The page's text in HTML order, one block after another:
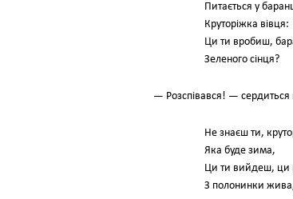
Питається у
Круторіжка вівця:
Ци ти вробиш,
Зеленого сінця?
— Розспівався! — сердиться
Не знаєш ти,
Яка буде зима,
Ци ти вийдеш, ци
З полонинки